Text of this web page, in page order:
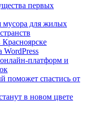
первых
мусора для жилых
WordPress
платформ и
поможет спастись от
в новом цвете